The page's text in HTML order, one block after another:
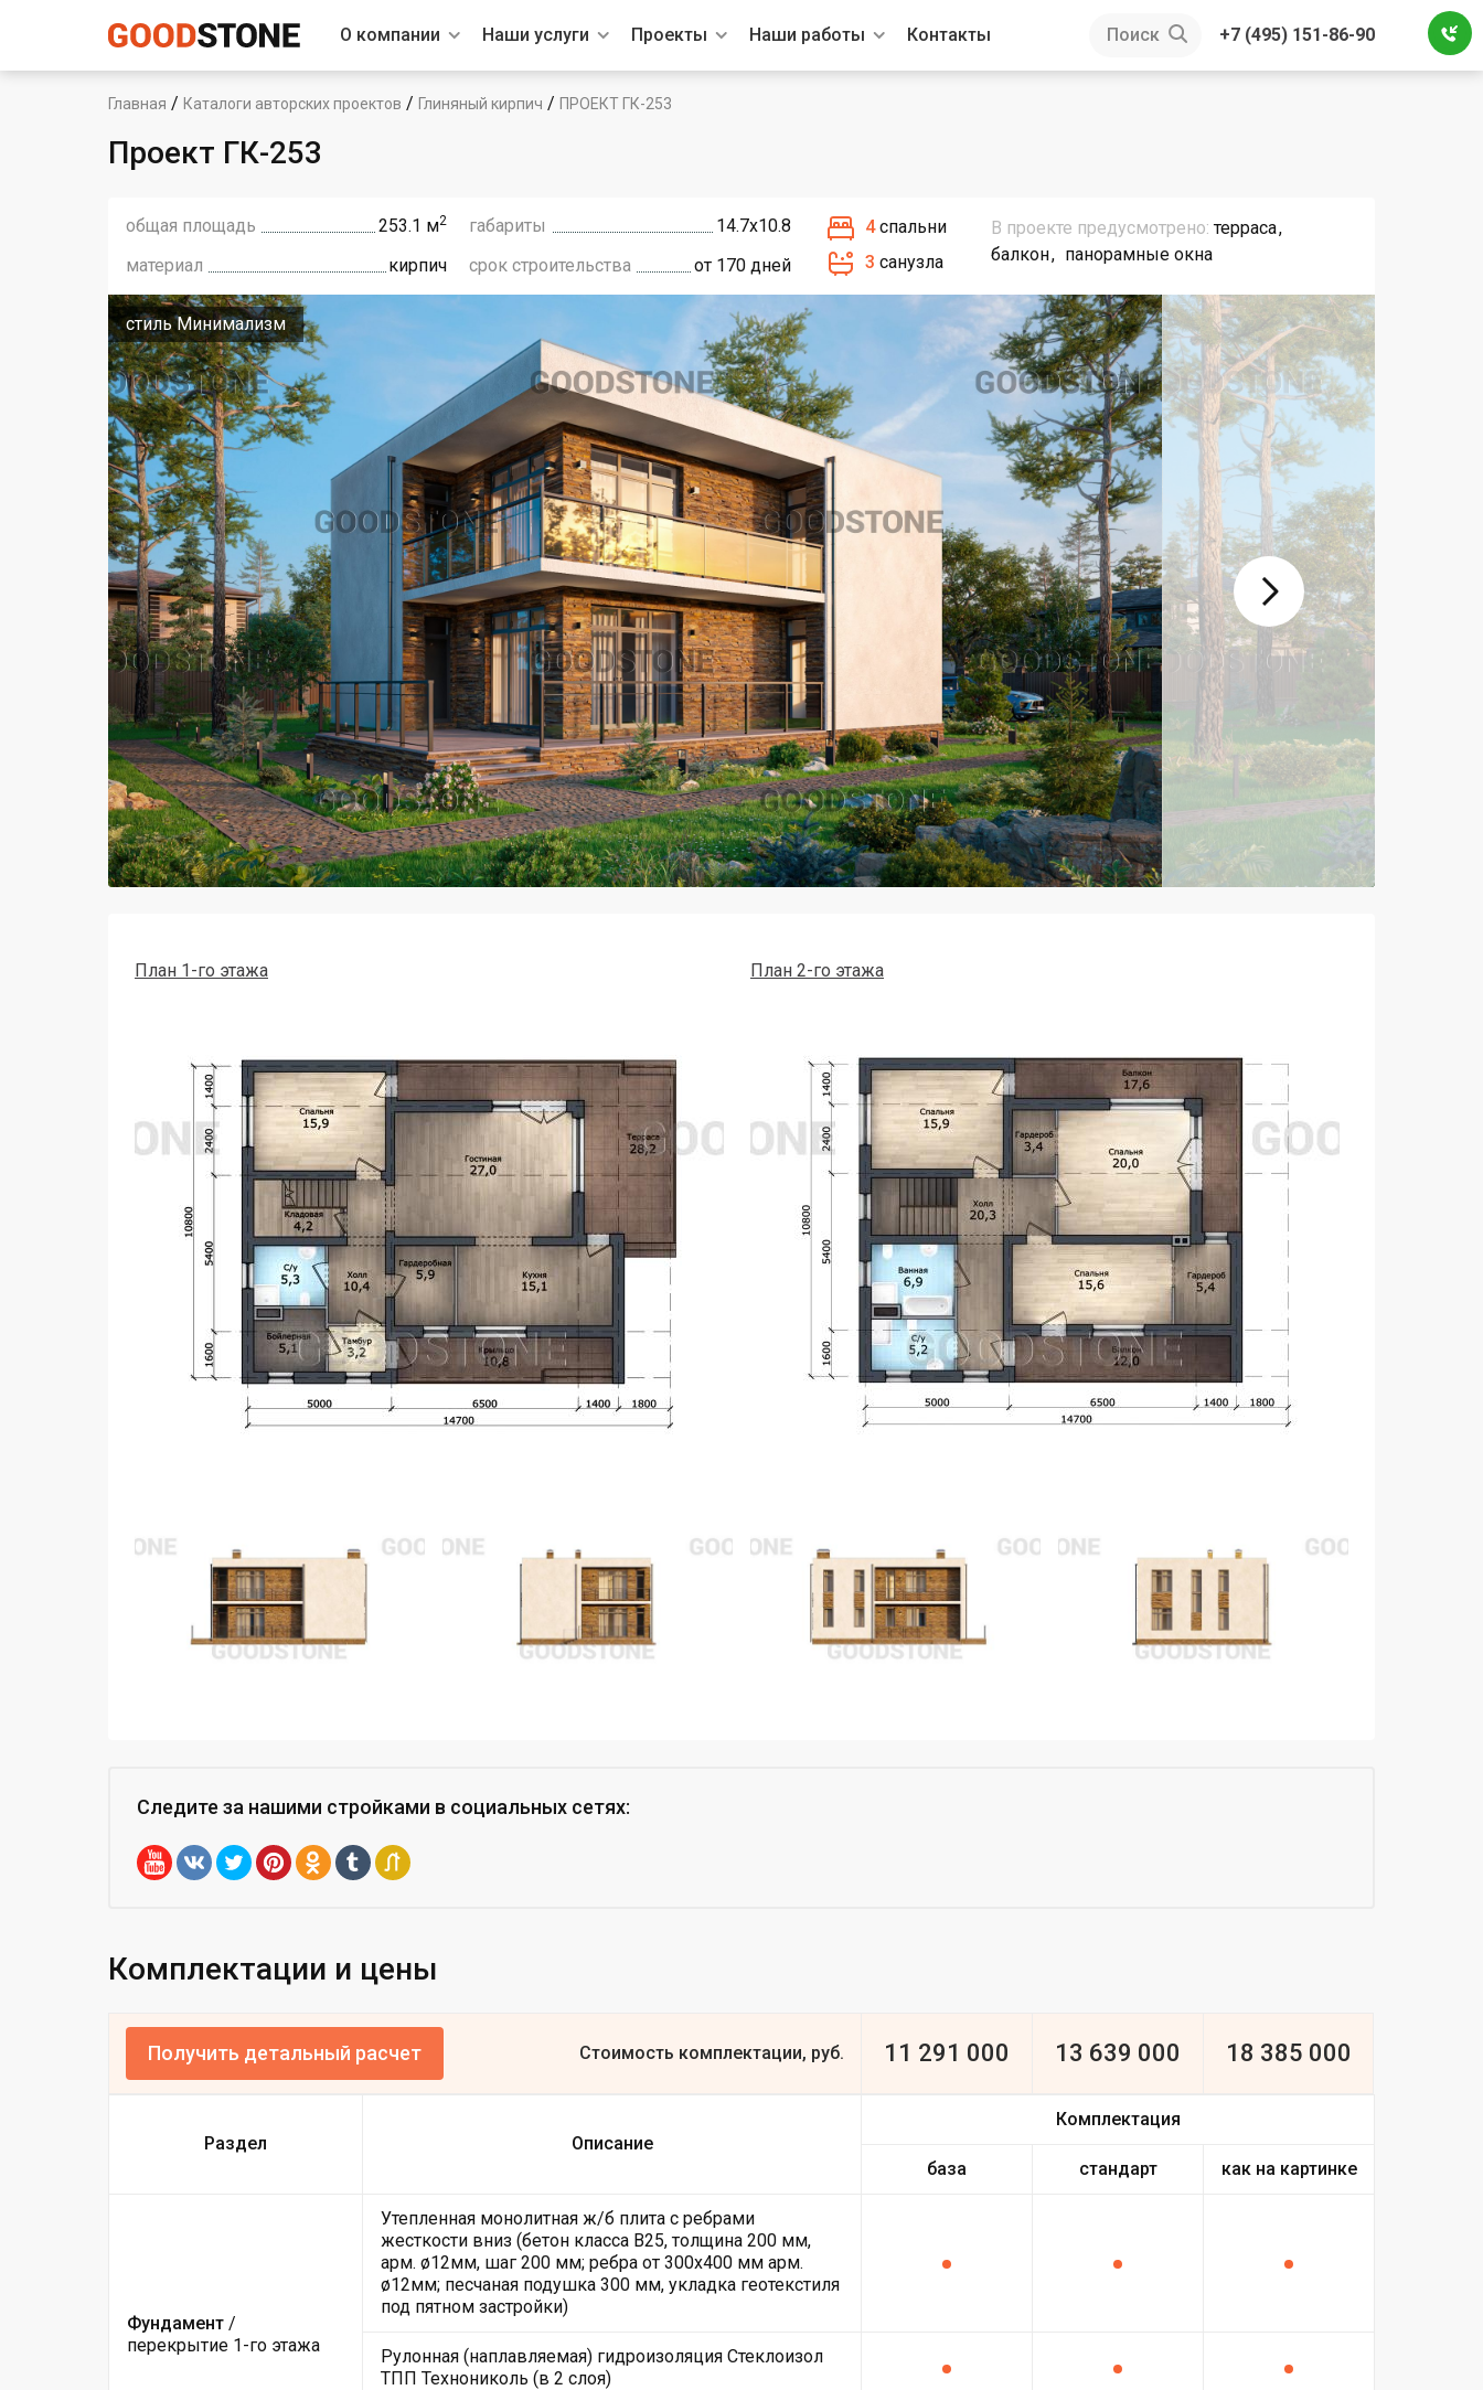
О компании Наши услуги Проекты Наши работы Контакты Поиск +7 (495) 151-86-90
Главная / Каталоги авторских проектов / Глиняный кирпич / ПРОЕКТ ГК-253
Проект ГК-253
общая площадь 253.1 м2 габариты
14.7х10.8
материал
кирпич срок строительства от 170 дней
4 спальни
3 санузла
В проекте предусмотрено: терраса
балкон
панорамные окна
стиль Минимализм
План 1-го этажа План 2-го этажа
Следите за нашими стройками в социальных сетях:
Комплектации и цены
Получить детальный расчет Стоимость комплектации, руб. 11 291 000 13 639 000 18 385 000
Раздел Описание
Комплектация
база стандарт как на картинке
Фундамент /
перекрытие 1-го этажа
Утепленная монолитная ж/б плита с ребрами
жесткости вниз (бетон класса В25, толщина 200 мм,
арм. ø12мм, шаг 200 мм; ребра от 300х400 мм арм.
ø12мм; песчаная подушка 300 мм, укладка геотекстиля
под пятном застройки)
Рулонная (наплавляемая) гидроизоляция Стеклоизол
ТПП Технониколь (в 2 слоя)